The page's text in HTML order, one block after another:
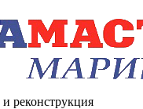
и реконструкция